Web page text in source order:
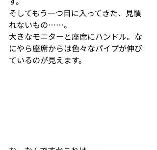
そしてもう一つ目に入ってきた、見慣
れないもの……。
大きなモニターと座席にハンドル。な
にやら座席からは色々なパイプが伸び
ているのが見えます。